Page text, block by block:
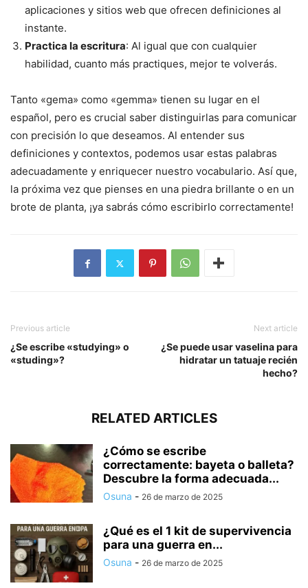
aplicaciones y sitios web que ofrecen definiciones al
instante.
Practica la escritura: Al igual que con cualquier
habilidad, cuanto más practiques, mejor te volverás.
Tanto «gema» como «gemma» tienen su lugar en el
español, pero es crucial saber distinguirlas para comunicar
con precisión lo que deseamos. Al entender sus
definiciones y contextos, podemos usar estas palabras
adecuadamente y enriquecer nuestro vocabulario. Así que,
la próxima vez que pienses en una piedra brillante o en un
brote de planta, ¡ya sabrás cómo escribirlo correctamente!
Previous article
¿Se escribe «studying» o
«studing»?
Next article
¿Se puede usar vaselina para
hidratar un tatuaje recién
hecho?
RELATED ARTICLES
¿Cómo se escribe
correctamente: bayeta o balleta?
Descubre la forma adecuada...
Osuna - 26 de marzo de 2025
¿Qué es el 1 kit de supervivencia
para una guerra en...
Osuna - 26 de marzo de 2025